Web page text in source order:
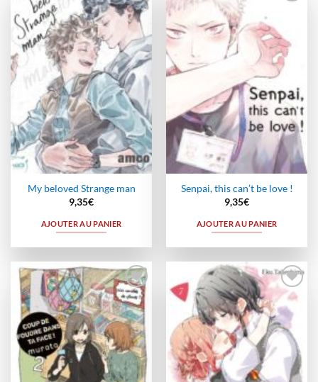
Ajouter
à la
wishlist
My beloved Strange man
9,35€
AJOUTER AU PANIER
wishlist
Senpai, this can’t be love !
9,35€
AJOUTER AU PANIER
Ajouter
à la
wishlist
Ajouter
à la
wishlist